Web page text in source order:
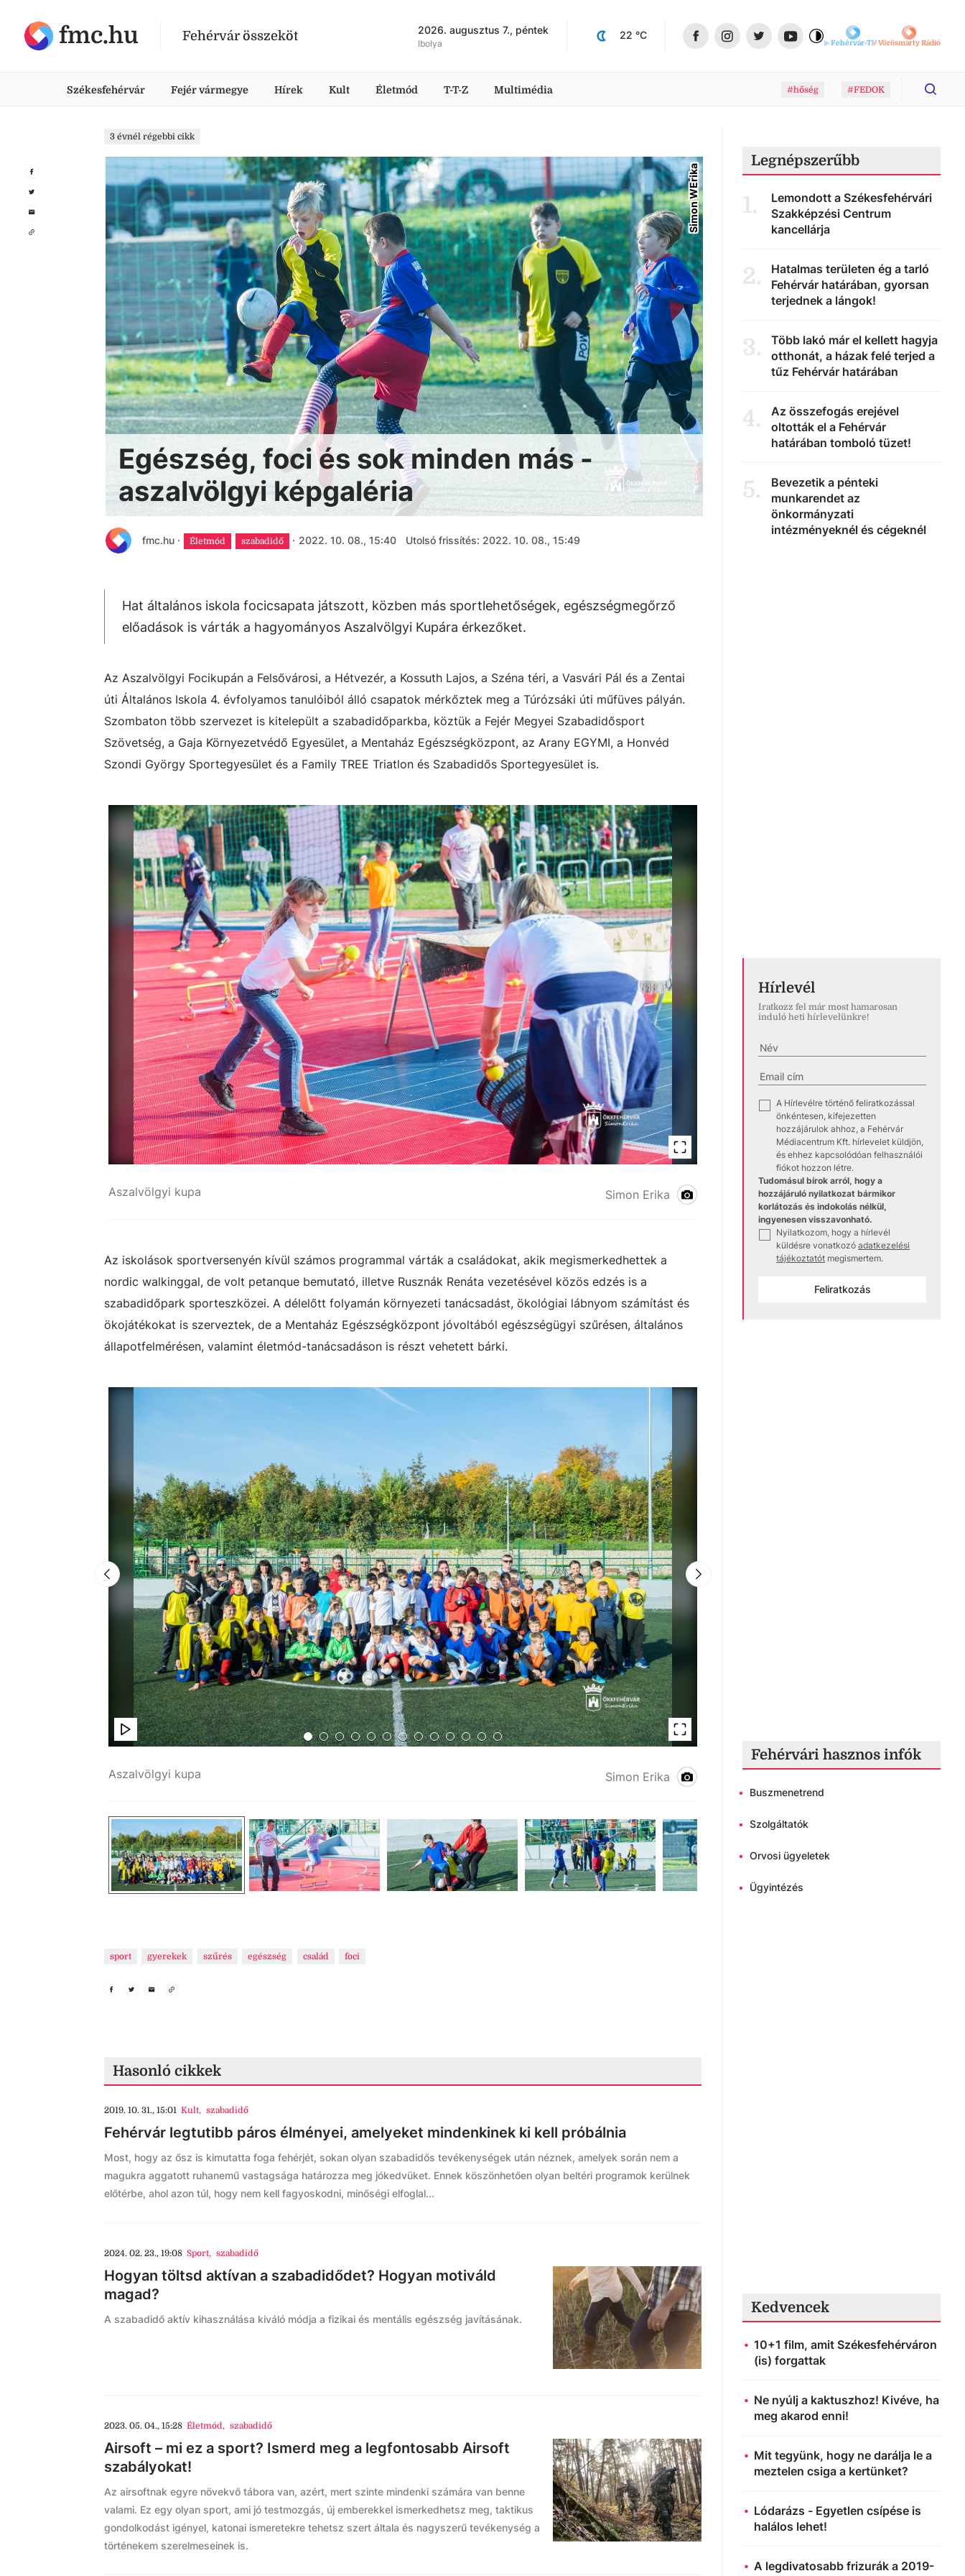
fmc.hu Fehérvár összeköt 2026. augusztus 7., péntek
Ibolya
22 °C
Fehérvár-TVVörösmarty Rádió
Székesfehérvár Fejér vármegye Hírek Kult Életmód T-T-Z Multimédia #hőség #FEDOK
3 évnél régebbi cikk
Simon WErika
Egészség, foci és sok minden más -
aszalvölgyi képgaléria
fmc.hu · Életmód szabadidő · 2022. 10. 08., 15:40 Utolsó frissítés: 2022. 10. 08., 15:49
Hat általános iskola focicsapata játszott, közben más sportlehetőségek, egészségmegőrző
előadások is várták a hagyományos Aszalvölgyi Kupára érkezőket.
Az Aszalvölgyi Focikupán a Felsővárosi, a Hétvezér, a Kossuth Lajos, a Széna téri, a Vasvári Pál és a Zentai
úti Általános Iskola 4. évfolyamos tanulóiból álló csapatok mérkőztek meg a Túrózsáki úti műfüves pályán.
Szombaton több szervezet is kitelepült a szabadidőparkba, köztük a Fejér Megyei Szabadidősport
Szövetség, a Gaja Környezetvédő Egyesület, a Mentaház Egészségközpont, az Arany EGYMI, a Honvéd
Szondi György Sportegyesület és a Family TREE Triatlon és Szabadidős Sportegyesület is.
Aszalvölgyi kupa Simon Erika
Az iskolások sportversenyén kívül számos programmal várták a családokat, akik megismerkedhettek a
nordic walkinggal, de volt petanque bemutató, illetve Rusznák Renáta vezetésével közös edzés is a
szabadidőpark sporteszközei. A délelőtt folyamán környezeti tanácsadást, ökológiai lábnyom számítást és
ökojátékokat is szerveztek, de a Mentaház Egészségközpont jóvoltából egészségügyi szűrésen, általános
állapotfelmérésen, valamint életmód-tanácsadáson is részt vehetett bárki.
Aszalvölgyi kupa Simon Erika Aszalvölgyi kupa
sport gyerekek szűrés egészség család foci
Hasonló cikkek
2019. 10. 31., 15:01 Kult, szabadidő
Fehérvár legtutibb páros élményei, amelyeket mindenkinek ki kell próbálnia
Most, hogy az ősz is kimutatta foga fehérjét, sokan olyan szabadidős tevékenységek után néznek, amelyek során nem a
magukra aggatott ruhanemű vastagsága határozza meg jókedvüket. Ennek köszönhetően olyan beltéri programok kerülnek
előtérbe, ahol azon túl, hogy nem kell fagyoskodni, minőségi elfoglal...
2024. 02. 23., 19:08 Sport, szabadidő
Hogyan töltsd aktívan a szabadidődet? Hogyan motiváld
magad?
A szabadidő aktív kihasználása kiváló módja a fizikai és mentális egészség javításának.
2023. 05. 04., 15:28 Életmód, szabadidő
Airsoft – mi ez a sport? Ismerd meg a legfontosabb Airsoft
szabályokat!
Az airsoftnak egyre növekvő tábora van, azért, mert szinte mindenki számára van benne
valami. Ez egy olyan sport, ami jó testmozgás, új emberekkel ismerkedhetsz meg, taktikus
gondolkodást igényel, katonai ismeretekre tehetsz szert általa és nagyszerű tevékenység a
történekem szerelmeseinek is.
Legnépszerűbb
1.
Lemondott a Székesfehérvári
Szakképzési Centrum
kancellárja
2.
Hatalmas területen ég a tarló
Fehérvár határában, gyorsan
terjednek a lángok!
3.
Több lakó már el kellett hagyja
otthonát, a házak felé terjed a
tűz Fehérvár határában
4.
Az összefogás erejével
oltották el a Fehérvár
határában tomboló tüzet!
5.
Bevezetik a pénteki
munkarendet az
önkormányzati
intézményeknél és cégeknél
Hírlevél
Iratkozz fel már most hamarosan
induló heti hírlevelünkre!
A Hírlevélre történő feliratkozással
önkéntesen, kifejezetten
hozzájárulok ahhoz, a Fehérvár
Médiacentrum Kft. hírlevelet küldjön,
és ehhez kapcsolódóan felhasználói
fiókot hozzon létre.
Tudomásul bírok arról, hogy a
hozzájáruló nyilatkozat bármikor
korlátozás és indokolás nélkül,
ingyenesen visszavonható.
Nyilatkozom, hogy a hírlevél
küldésre vonatkozó adatkezelési
tájékoztatót megismertem.
Feliratkozás
Fehérvári hasznos infók
• Buszmenetrend
• Szolgáltatók
• Orvosi ügyeletek
• Ügyintézés
Kedvencek
10+1 film, amit Székesfehérváron
(is) forgattak
Ne nyúlj a kaktuszhoz! Kivéve, ha
meg akarod enni!
Mit tegyünk, hogy ne darálja le a
meztelen csiga a kertünket?
Lódarázs - Egyetlen csípése is
halálos lehet!
A legdivatosabb frizurák a 2019-